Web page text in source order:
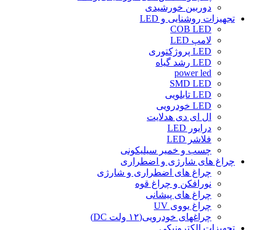
دوربین خورشیدی
تجهیزات روشنایی و LED
COB LED
لامپ LED
LED پروژکتوری
LED رشد گیاه
power led
SMD LED
LED تابلویی
LED خودرویی
ال ای دی هدلایت
درایور LED
فلاشر LED
چسب و خمیر سیلیکونی
چراغ های شارژی و اضطراری
چراغ های اضطراری و شارژی
نورافکن و چراغ قوه
چراغ های پیشانی
چراغ یووی UV
چراغهای خودرویی(۱۲ ولت DC)
تجهیزات الکترونیکی